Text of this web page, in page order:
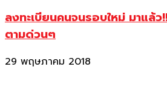
ลงทะเบียนคนจนรอบใหม่ มาแล้
ตามด่วนๆ
29 พฤษภาคม 2018